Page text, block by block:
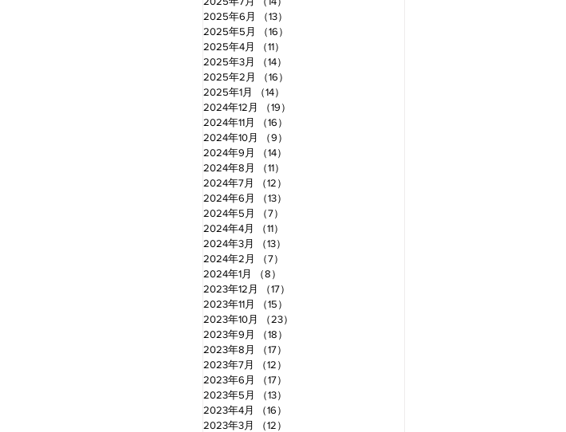
2025年6月
（13）
2025年5月
（16）
2025年4月
（11）
2025年3月
（14）
2025年2月
（16）
2025年1月
（14）
2024年12月
（19）
2024年11月
（16）
2024年10月
（9）
2024年9月
（14）
2024年8月
（11）
2024年7月
（12）
2024年6月
（13）
2024年5月
（7）
2024年4月
（11）
2024年3月
（13）
2024年2月
（7）
2024年1月
（8）
2023年12月
（17）
2023年11月
（15）
2023年10月
（23）
2023年9月
（18）
2023年8月
（17）
2023年7月
（12）
2023年6月
（17）
2023年5月
（13）
2023年4月
（16）
2023年3月
（12）